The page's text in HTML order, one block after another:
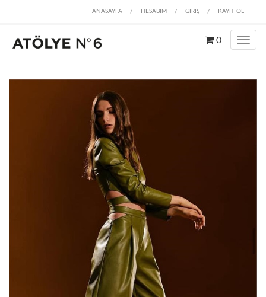
ANASAYFA / HESABIM / GİRİŞ / KAYIT OL
0